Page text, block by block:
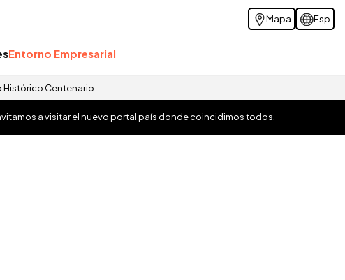
Mapa Esp
Entorno Empresarial
Histórico Centenario
a visitar el nuevo portal país donde coincidimos todos.